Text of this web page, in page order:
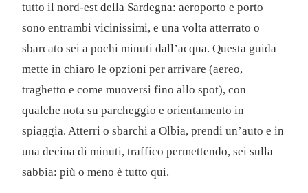
tutto il nord-est della Sardegna: aeroporto e porto
sono entrambi vicinissimi, e una volta atterrato o
sbarcato sei a pochi minuti dall’acqua. Questa guida
mette in chiaro le opzioni per arrivare (aereo,
traghetto e come muoversi fino allo spot), con
qualche nota su parcheggio e orientamento in
spiaggia. Atterri o sbarchi a Olbia, prendi un’auto e in
una decina di minuti, traffico permettendo, sei sulla
sabbia: più o meno è tutto qui.